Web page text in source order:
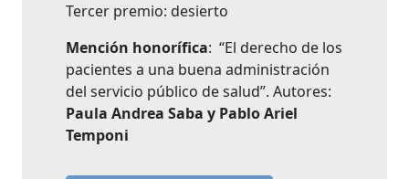
Tercer premio: desierto
Mención honorífica: “El derecho de los
pacientes a una buena administración
del servicio público de salud”. Autores:
Paula Andrea Saba y Pablo Ariel
Temponi